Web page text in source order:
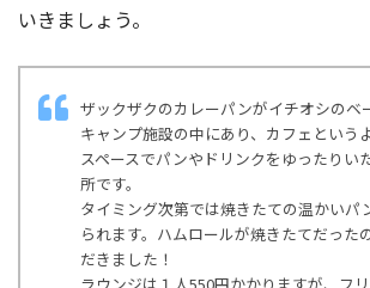
いきましょう。
ザックザクのカレーパンがイチオシのベ
キャンプ施設の中にあり、カフェという
スペースでパンやドリンクをゆったりい
所です。
タイミング次第では焼きたての温かいパ
られます。ハムロールが焼きたてだった
だきました！